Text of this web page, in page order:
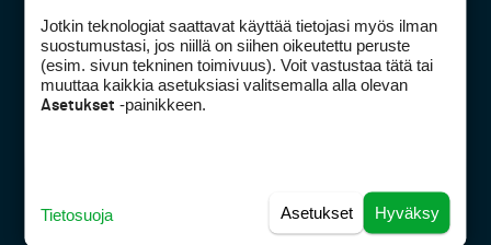
Golfpisteen yhteystiedot
DSA avoimuusraportti
Asiakaspalvelu
(digi) digi@otavamedia.fi
Jotkin teknologiat saattavat käyttää tietojasi myös ilman
suostumustasi, jos niillä on siihen oikeutettu peruste
(esim. sivun tekninen toimivuus). Voit vastustaa tätä tai
muuttaa kaikkia asetuksiasi valitsemalla alla olevan
Asetukset -painikkeen.
Hyväksy
Asetukset
Tietosuoja